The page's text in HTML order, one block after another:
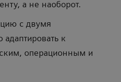
а не наоборот.
с двумя
к
операционным и